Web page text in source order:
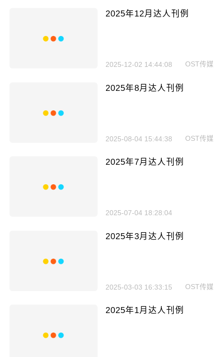
2025年12月达人刊例
2025-12-02 14:44:08 OST传媒
2025年8月达人刊例
2025-08-04 15:44:38 OST传媒
2025年7月达人刊例
2025-07-04 18:28:04
2025年3月达人刊例
2025-03-03 16:33:15 OST传媒
2025年1月达人刊例